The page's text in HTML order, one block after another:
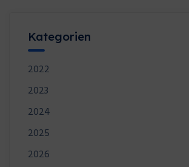
Kategorien
2022
2023
2024
2025
2026